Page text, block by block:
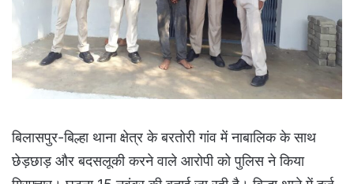
बिलासपुर-बिल्हा थाना क्षेत्र के बरतोरी गांव में नाबालिक के साथ
छेड़छाड़ और बदसलूकी करने वाले आरोपी को पुलिस ने किया